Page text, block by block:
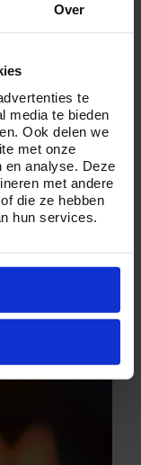
Over
te
media te bieden
Ook delen we
met onze
en analyse. Deze
met andere
die ze hebben
hun services.
in De
zijn ervan
waardig
in De
Neemt u